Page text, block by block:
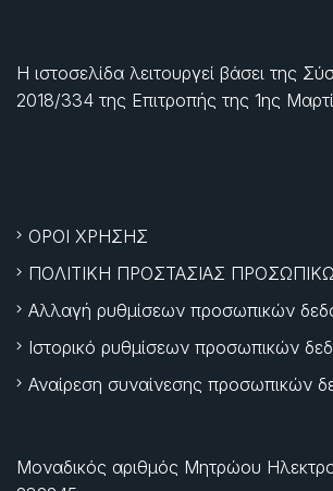
Η ιστοσελίδα λειτουργεί βάσει της
2018/334 της Επιτροπής της 1ης
ΟΡΟΙ ΧΡΗΣΗΣ
ΠΟΛΙΤΙΚΗ ΠΡΟΣΤΑΣΙΑΣ
Αλλαγή ρυθμίσεων προσωπικών
Ιστορικό ρυθμίσεων προσωπικών
Αναίρεση συναίνεσης προσωπικών
Μοναδικός αριθμός Μητρώου